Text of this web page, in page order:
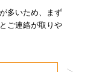
多いため、​ まず
ご連絡が取りや